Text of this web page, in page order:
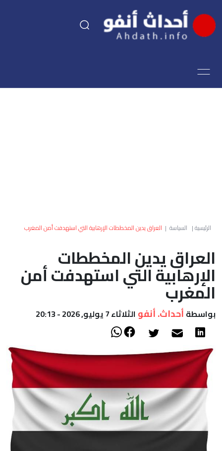
اقتصاد
العالم
أعمدة
الصحراء
الرئيسية| السياسة | العراق يدين المخططات الإرهابية التي استهدفت أمن المغرب
العراق يدين المخططات
الإرهابية التي استهدفت أمن
المغرب
بواسطة أحداث. أنفو الثلاثاء 7 يوليو, 2026 - 20:13